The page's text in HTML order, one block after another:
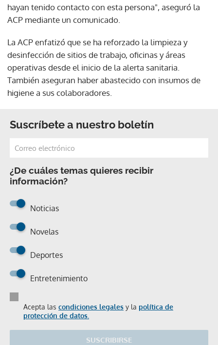
hayan tenido contacto con esta persona", aseguró la
ACP mediante un comunicado.
La ACP enfatizó que se ha reforzado la limpieza y
desinfección de sitios de trabajo, oficinas y áreas
operativas desde el inicio de la alerta sanitaria.
También aseguran haber abastecido con insumos de
higiene a sus colaboradores.
Suscríbete a nuestro boletín
¿De cuáles temas quieres recibir
información?
Noticias
Novelas
Deportes
Entretenimiento
Acepta las condiciones legales y la política de
protección de datos.
SUSCRIBIRSE